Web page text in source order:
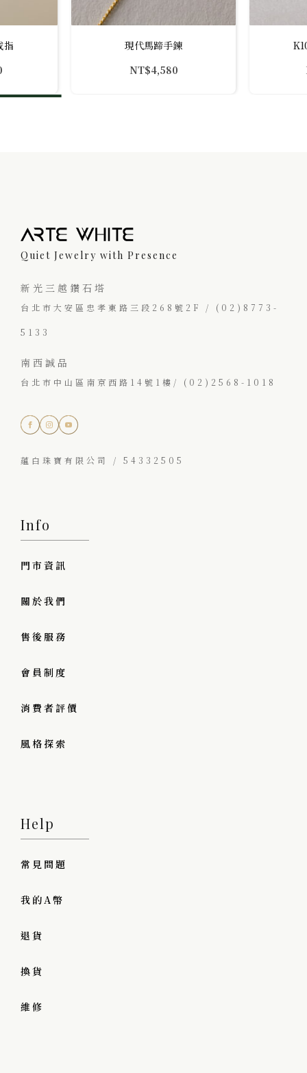
指
現代馬蹄手鍊
NT$4,580
Quiet Jewelry with Presence
新光三越鑽石塔
台北市大安區忠孝東路三段268號2F / (02)8773-
5133
南西誠品
台北市中山區南京西路14號1樓/ (02)2568-1018
蘊白珠寶有限公司 / 54332505
Info
門市資訊
關於我們
售後服務
會員制度
消費者評價
風格探索
Help
常見問題
我的A幣
退貨
換貨
維修